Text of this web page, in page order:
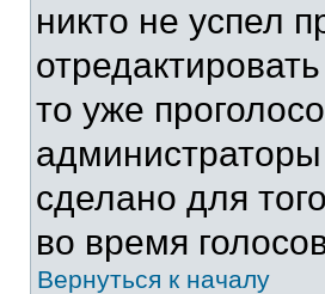
никто не успел
то уже
сделано для
во время
Вернуться к началу